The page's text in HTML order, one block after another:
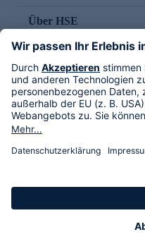
Über HSE
Im TV
HSE International